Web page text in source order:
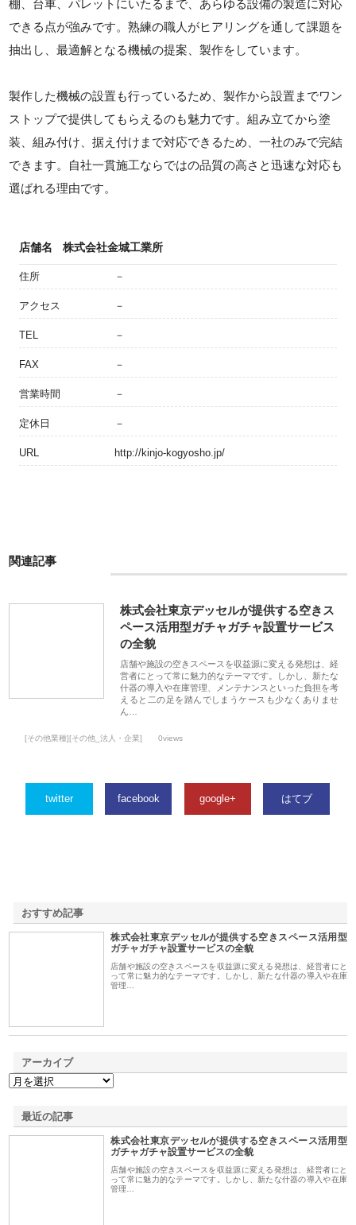
棚、台車、パレットにいたるまで、あらゆる設備の製造に対応
できる点が強みです。熟練の職人がヒアリングを通して課題を
抽出し、最適解となる機械の提案、製作をしています。
製作した機械の設置も行っているため、製作から設置までワン
ストップで提供してもらえるのも魅力です。組み立てから塗
装、組み付け、据え付けまで対応できるため、一社のみで完結
できます。自社一貫施工ならではの品質の高さと迅速な対応も
選ばれる理由です。
店舗名 株式会社金城工業所
住所 －
アクセス －
TEL －
FAX －
営業時間 －
定休日 －
URL http://kinjo-kogyosho.jp/
関連記事
株式会社東京デッセルが提供する空きス
ペース活用型ガチャガチャ設置サービス
の全貌
店舗や施設の空きスペースを収益源に変える発想は、経
営者にとって常に魅力的なテーマです。しかし、新たな
什器の導入や在庫管理、メンテナンスといった負担を考
えると二の足を踏んでしまうケースも少なくありませ
ん…
[その他業種][その他_法人・企業] 0views
twitter facebook google+ はてブ
おすすめ記事
株式会社東京デッセルが提供する空きスペース活用型
ガチャガチャ設置サービスの全貌
店舗や施設の空きスペースを収益源に変える発想は、経営者にと
って常に魅力的なテーマです。しかし、新たな什器の導入や在庫
管理…
アーカイブ
最近の記事
株式会社東京デッセルが提供する空きスペース活用型
ガチャガチャ設置サービスの全貌
店舗や施設の空きスペースを収益源に変える発想は、経営者にと
って常に魅力的なテーマです。しかし、新たな什器の導入や在庫
管理…